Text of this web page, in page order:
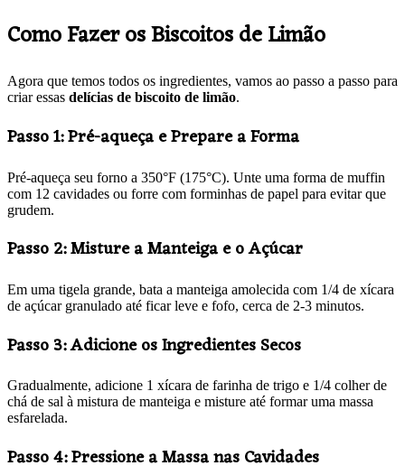
Como Fazer os Biscoitos de Limão
Agora que temos todos os ingredientes, vamos ao passo a passo para
criar essas delícias de biscoito de limão.
Passo 1: Pré-aqueça e Prepare a Forma
Pré-aqueça seu forno a 350°F (175°C). Unte uma forma de muffin
com 12 cavidades ou forre com forminhas de papel para evitar que
grudem.
Passo 2: Misture a Manteiga e o Açúcar
Em uma tigela grande, bata a manteiga amolecida com 1/4 de xícara
de açúcar granulado até ficar leve e fofo, cerca de 2-3 minutos.
Passo 3: Adicione os Ingredientes Secos
Gradualmente, adicione 1 xícara de farinha de trigo e 1/4 colher de
chá de sal à mistura de manteiga e misture até formar uma massa
esfarelada.
Passo 4: Pressione a Massa nas Cavidades